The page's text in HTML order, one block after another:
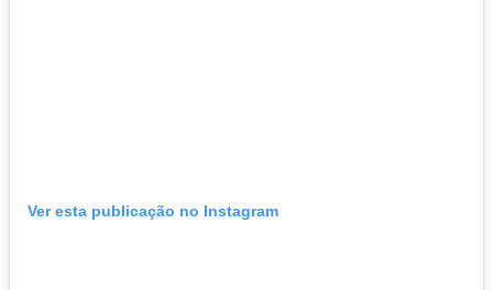
Ver esta publicação no Instagram